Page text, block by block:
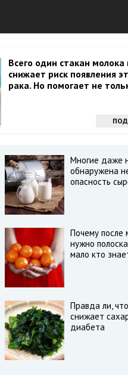
Всего один стакан молока
снижает риск появления
рака. Но помогает не
Многие даже
обнаружена
опасность
Почему после
нужно
мало кто
Правда ли,
снижает
диабета